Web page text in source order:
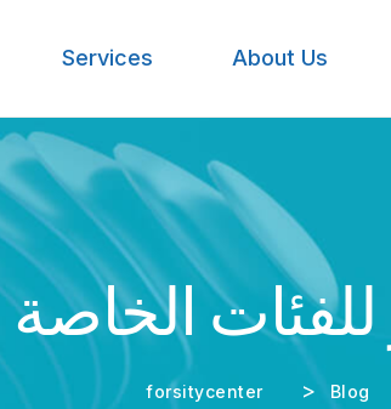
Services About Us
الخاصة
forsitycenter > Blog